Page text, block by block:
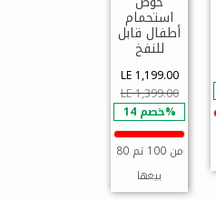
استحمام
أطفال قابل
للنفخ
LE 1,199.00
LE 1,399.00
خصم 14%
80 من 100 تم
بيعها